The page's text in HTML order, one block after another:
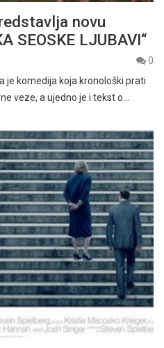
novu
SEOSKE LJUBAVI“
0
je komedija koja kronološki prati
veze, a ujedno je i tekst o…